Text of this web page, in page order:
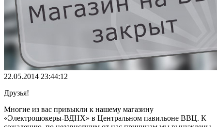
22.05.2014 23:44:12
Друзья!
Многие из вас привыкли к нашему магазину
«Электрошокеры-ВДНХ» в Центральном павильоне ВВЦ. К